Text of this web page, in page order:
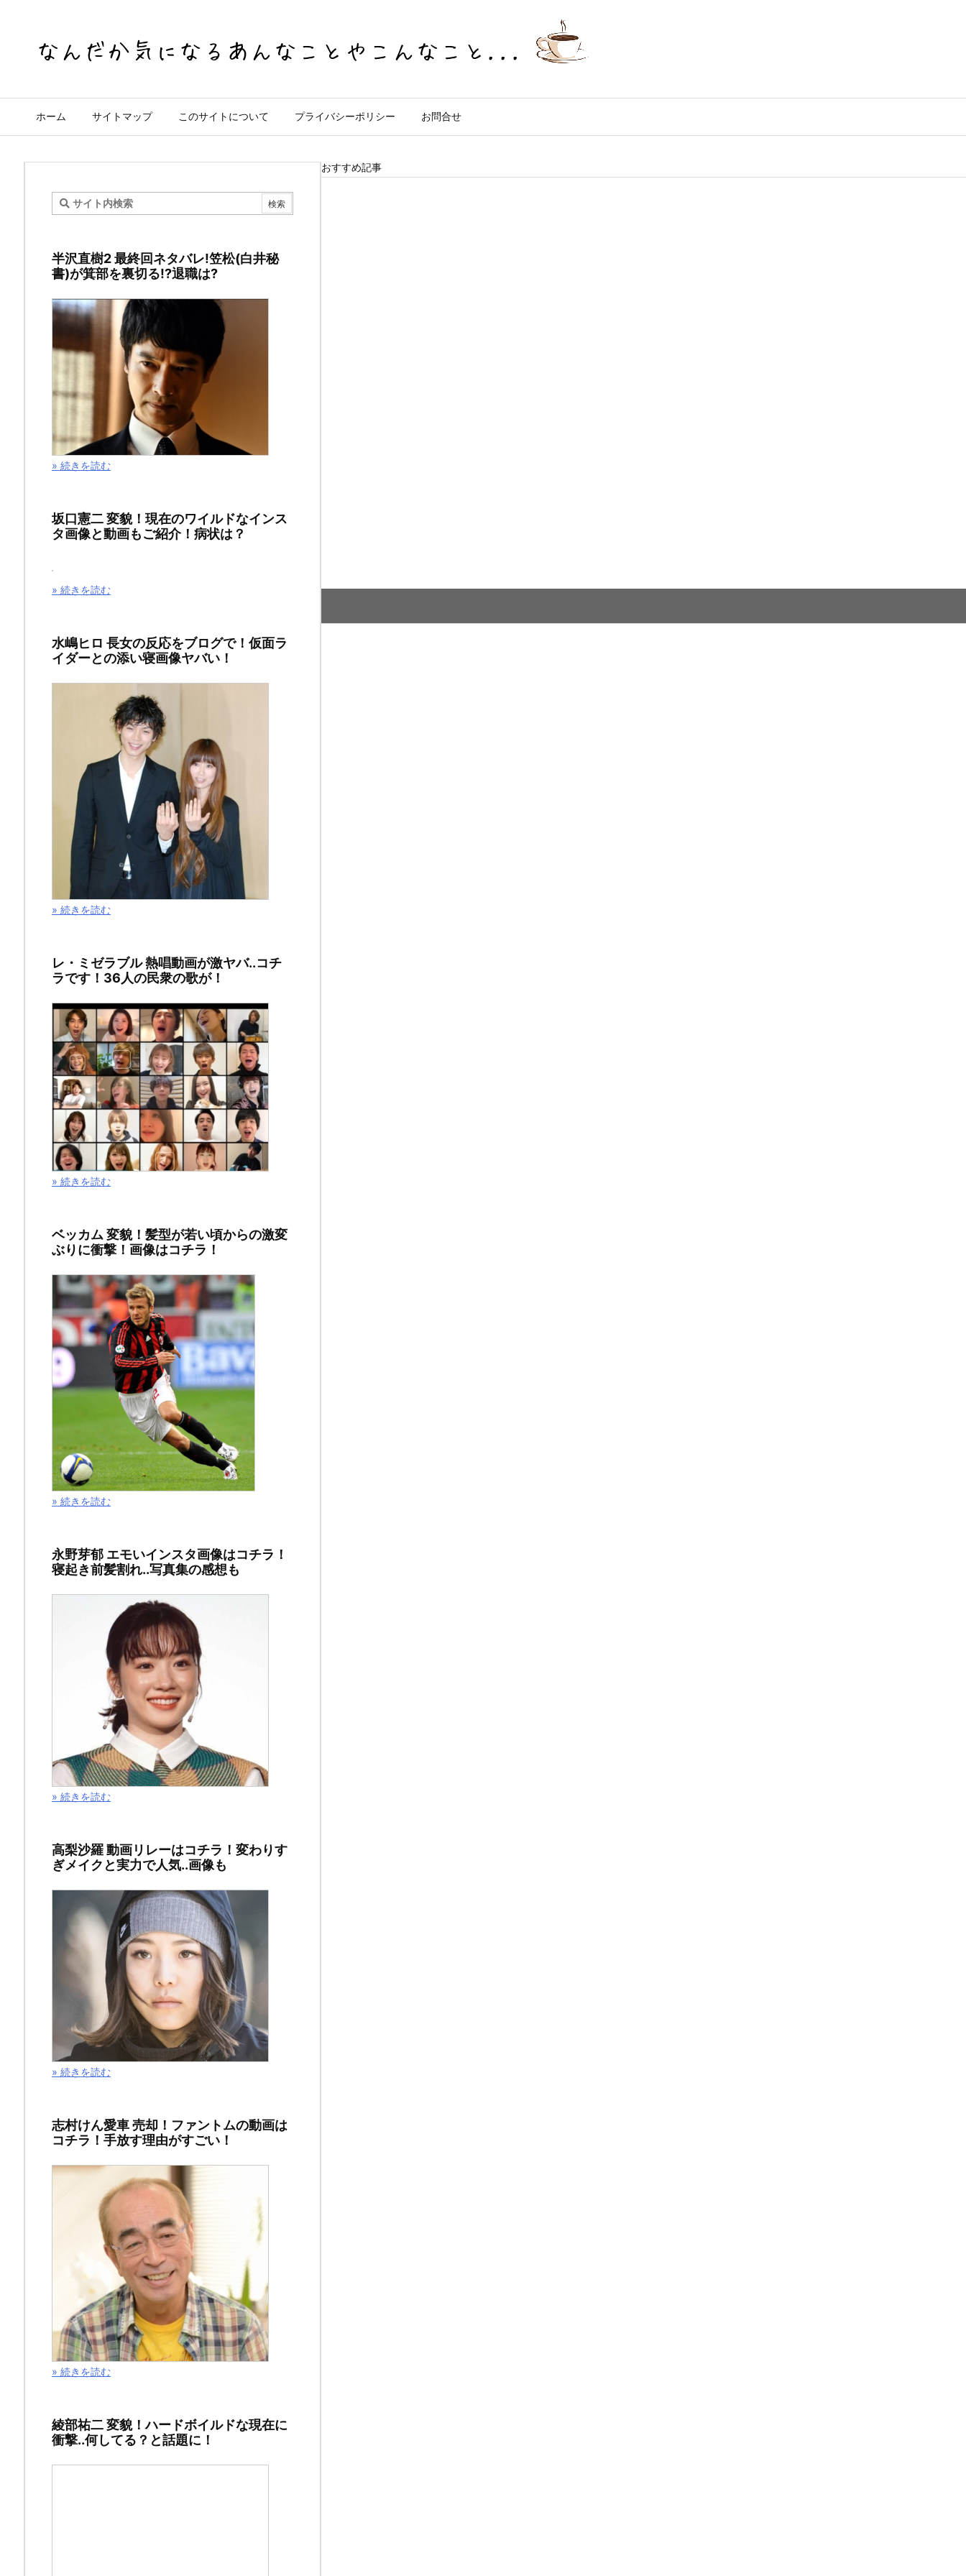
ホーム サイトマップ このサイトについて プライバシーポリシー お問合せ
監
の
お
姫
さ
ま
4
話
ネ
タ
レ
＆
あ
動
画
の
逃
配
を
視
聴!
2017
年
10
日
2018
年
1
月
日
ス
ポ
ン
リ
ド
ラ
マ
「監
お
姫
ま」
の
第
話
の
ネ
あ
ら
す
じ
を
ア
さ
半沢直樹2 最終回ネタバレ!笠松(白井秘
書)が箕部を裏切る!?退職は?
» 続きを読む
坂口憲二 変貌！現在のワイルドなインス
タ画像と動画もご紹介！病状は？
» 続きを読む
水嶋ヒロ 長女の反応をブログで！仮面ラ
イダーとの添い寝画像ヤバい！
» 続きを読む
レ・ミゼラブル 熱唱動画が激ヤバ..コチ
ラです！36人の民衆の歌が！
» 続きを読む
ベッカム 変貌！髪型が若い頃からの激変
ぶりに衝撃！画像はコチラ！
» 続きを読む
永野芽郁 エモいインスタ画像はコチラ！
寝起き前髪割れ..写真集の感想も
» 続きを読む
高梨沙羅 動画リレーはコチラ！変わりす
ぎメイクと実力で人気..画像も
» 続きを読む
志村けん愛車 売却！ファントムの動画は
コチラ！手放す理由がすごい！
» 続きを読む
綾部祐二 変貌！ハードボイルドな現在に
衝撃..何してる？と話題に！
おすすめ記事